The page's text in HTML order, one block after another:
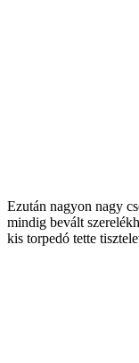
Ezután nagyon nagy
mindig bevált
kis torpedó tette